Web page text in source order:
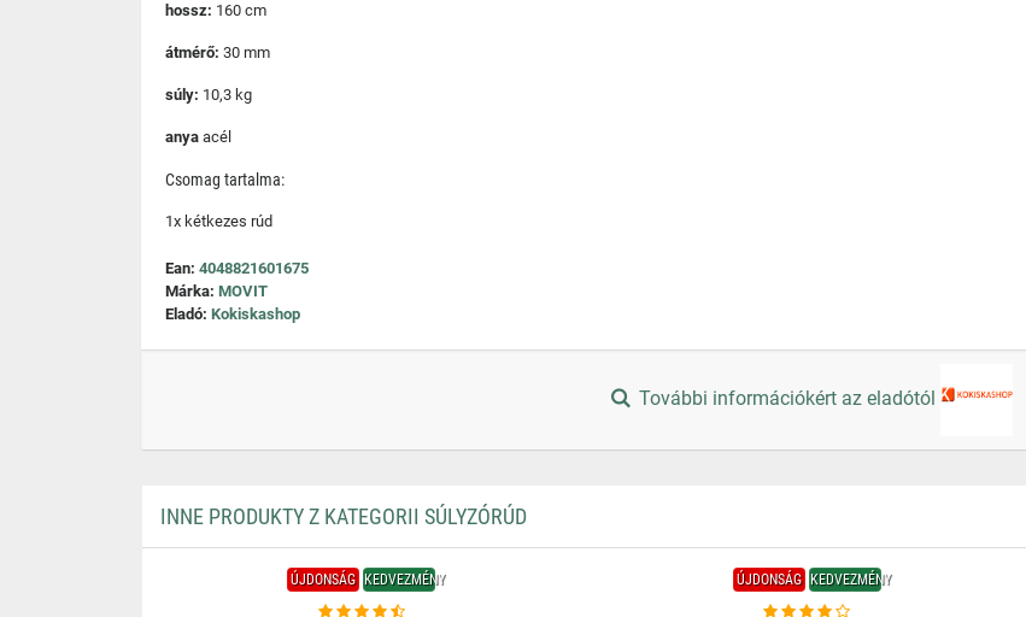
hossz: 160 cm
átmérő: 30 mm
súly: 10,3 kg
anya acél
Csomag tartalma:
1x kétkezes rúd
Ean: 4048821601675
Márka: MOVIT
Eladó: Kokiskashop
További információkért az eladótól
INNE PRODUKTY Z KATEGORII SÚLYZÓRÚD
ÚJDONSÁG KEDVEZMÉNY ÚJDONSÁG KEDVEZMÉNY